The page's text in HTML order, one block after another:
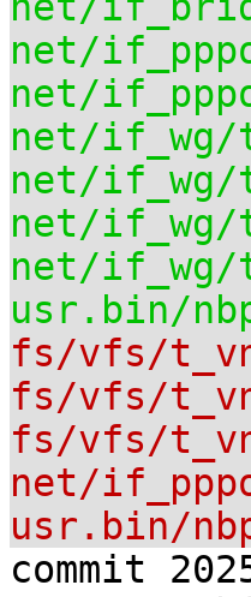
net/
net/
net/if_wg/
net/if_wg/
net/if_wg/
net/if_wg/
usr.bin/
fs/vfs/
fs/vfs/
fs/vfs/
net/
usr.bin/
commit